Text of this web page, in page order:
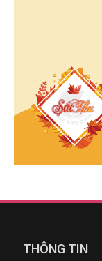
THÔNG TIN